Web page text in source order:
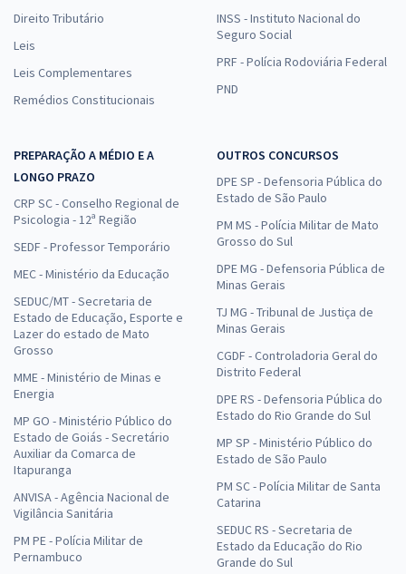
Direito Tributário
Leis
Leis Complementares
Remédios Constitucionais
INSS - Instituto Nacional do
Seguro Social
PRF - Polícia Rodoviária Federal
PND
PREPARAÇÃO A MÉDIO E A
LONGO PRAZO
CRP SC - Conselho Regional de
Psicologia - 12ª Região
SEDF - Professor Temporário
MEC - Ministério da Educação
SEDUC/MT - Secretaria de
Estado de Educação, Esporte e
Lazer do estado de Mato
Grosso
MME - Ministério de Minas e
Energia
MP GO - Ministério Público do
Estado de Goiás - Secretário
Auxiliar da Comarca de
Itapuranga
ANVISA - Agência Nacional de
Vigilância Sanitária
PM PE - Polícia Militar de
Pernambuco
OUTROS CONCURSOS
DPE SP - Defensoria Pública do
Estado de São Paulo
PM MS - Polícia Militar de Mato
Grosso do Sul
DPE MG - Defensoria Pública de
Minas Gerais
TJ MG - Tribunal de Justiça de
Minas Gerais
CGDF - Controladoria Geral do
Distrito Federal
DPE RS - Defensoria Pública do
Estado do Rio Grande do Sul
MP SP - Ministério Público do
Estado de São Paulo
PM SC - Polícia Militar de Santa
Catarina
SEDUC RS - Secretaria de
Estado da Educação do Rio
Grande do Sul